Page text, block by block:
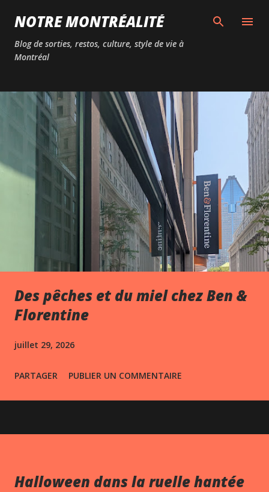
Passer au contenu principal
NOTRE MONTRÉALITÉ
Blog de sorties, restos, culture, style de vie à
Montréal
Des pêches et du miel chez Ben &
Florentine
juillet 29, 2026
PARTAGER PUBLIER UN COMMENTAIRE
Halloween dans la ruelle hantée